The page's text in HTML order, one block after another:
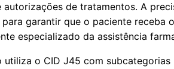
autorizações de tratamentos. A
garantir que o paciente receba
especializado da assistência
utiliza o CID J45 com